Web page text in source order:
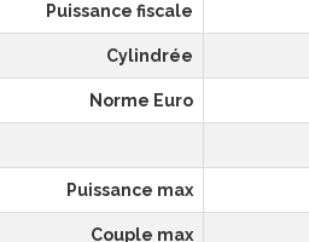
Puissance fiscale
Cylindrée
Norme Euro
Puissance max
Couple max